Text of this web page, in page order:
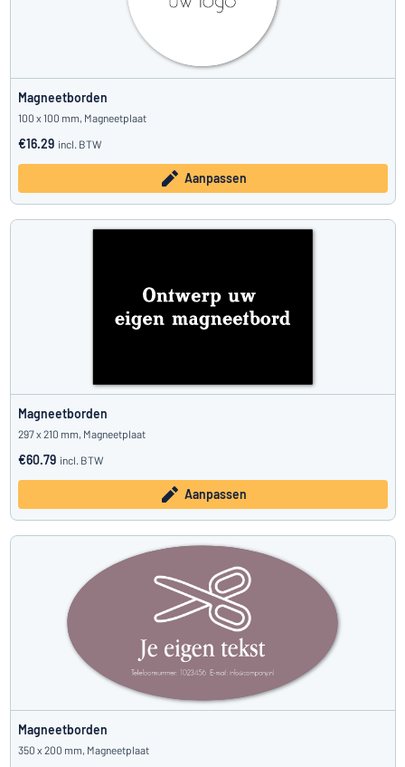
Magneetborden
100 x 100 mm, Magneetplaat
€16.29 incl. BTW
Aanpassen
Magneetborden
297 x 210 mm, Magneetplaat
€60.79 incl. BTW
Aanpassen
Magneetborden
350 x 200 mm, Magneetplaat